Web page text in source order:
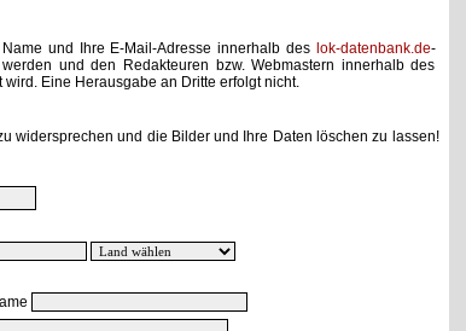
und Ihre E-Mail-Adresse innerhalb des lok-datenbank.de-
und den Redakteuren bzw. Webmastern innerhalb des
Eine Herausgabe an Dritte erfolgt nicht.
widersprechen und die Bilder und Ihre Daten löschen zu lassen!